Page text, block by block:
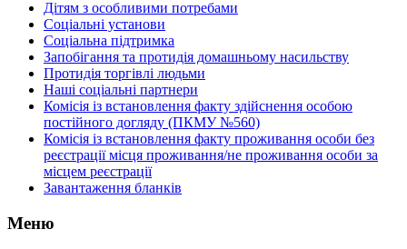
Дітям з особливими потребами
Соціальні установи
Соціальна підтримка
Запобігання та протидія домашньому насильству
Протидія торгівлі людьми
Наші соціальні партнери
Комісія із встановлення факту здійснення особою
постійного догляду (ПКМУ №560)
Комісія із встановлення факту проживання особи без
реєстрації місця проживання/не проживання особи за
місцем реєстрації
Завантаження бланків
Меню